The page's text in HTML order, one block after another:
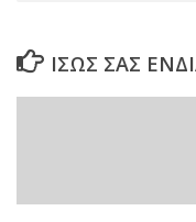
ΊΣΩΣ ΣΑΣ